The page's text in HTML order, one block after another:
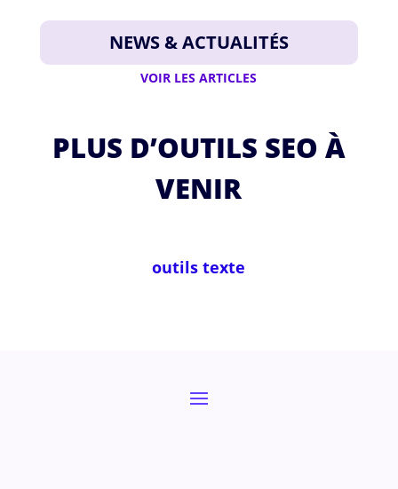
NEWS & ACTUALITÉS
VOIR LES ARTICLES
PLUS D’OUTILS SEO À
VENIR
outils texte